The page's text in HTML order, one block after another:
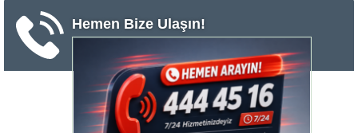
Hemen Bize Ulaşın!